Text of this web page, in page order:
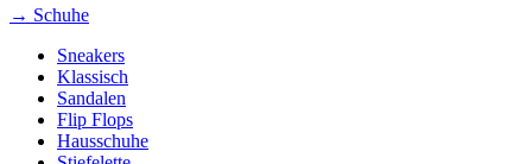
→ Schuhe
Sneakers
Klassisch
Sandalen
Flip Flops
Hausschuhe